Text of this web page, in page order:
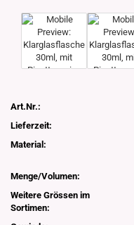
Art.Nr.:
Lieferzeit:
Material:
Menge/Volumen:
Weitere Grössen im
Sortimen: